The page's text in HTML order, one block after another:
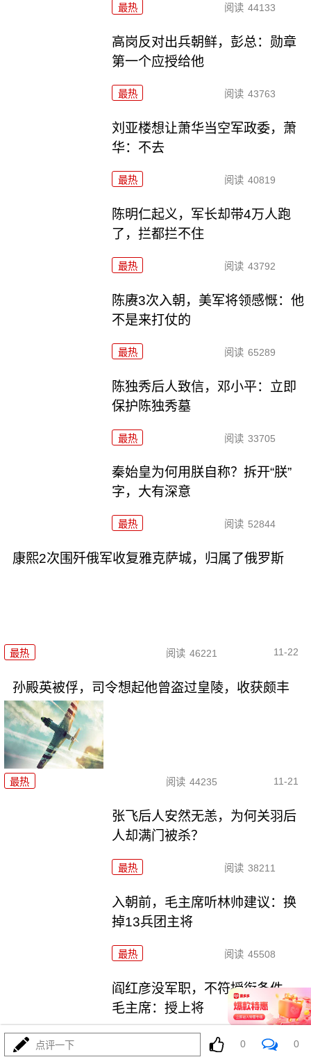
最热 阅读 44133
高岗反对出兵朝鲜，彭总：勋章
第一个应授给他
最热 阅读 43763
刘亚楼想让萧华当空军政委，萧
华：不去
最热 阅读 40819
陈明仁起义，军长却带4万人跑
了，拦都拦不住
最热 阅读 43792
陈赓3次入朝，美军将领感慨：他
不是来打仗的
最热 阅读 65289
陈独秀后人致信，邓小平：立即
保护陈独秀墓
最热 阅读 33705
秦始皇为何用朕自称？拆开“朕”
字，大有深意
最热 阅读 52844
康熙2次围歼俄军收复雅克萨城，归属了俄罗斯
最热 阅读 46221 11-22
孙殿英被俘，司令想起他曾盗过皇陵，收获颇丰
最热 阅读 44235 11-21
张飞后人安然无恙，为何关羽后
人却满门被杀？
最热 阅读 38211
入朝前，毛主席听林帅建议：换
掉13兵团主将
最热 阅读 45508
阎红彦没军职，不符授衔条件，
毛主席：授上将
阅读 35701
点评一下 0 0